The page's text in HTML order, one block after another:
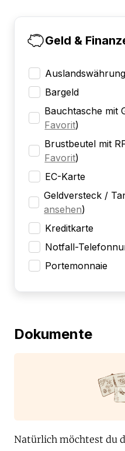
Geld &
Auslandswährung
Bargeld
Bauchtasche mit
Favorit)
Brustbeutel mit
Favorit)
EC-Karte
Geldversteck /
ansehen)
Kreditkarte
Notfall-
Portemonnaie
Dokumente
Natürlich möchtest du